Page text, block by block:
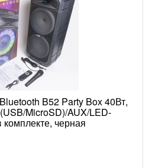
B52 Party Box 40Вт,
MicroSD)/AUX/LED-
черная